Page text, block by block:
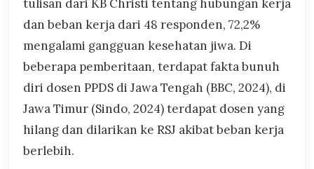
tulisan dari KB Christi tentang hubungan kerja
dan beban kerja dari 48 responden, 72,2%
mengalami gangguan kesehatan jiwa. Di
beberapa pemberitaan, terdapat fakta bunuh
diri dosen PPDS di Jawa Tengah (BBC, 2024), di
Jawa Timur (Sindo, 2024) terdapat dosen yang
hilang dan dilarikan ke RSJ akibat beban kerja
berlebih.